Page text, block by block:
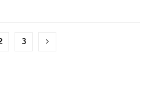
3